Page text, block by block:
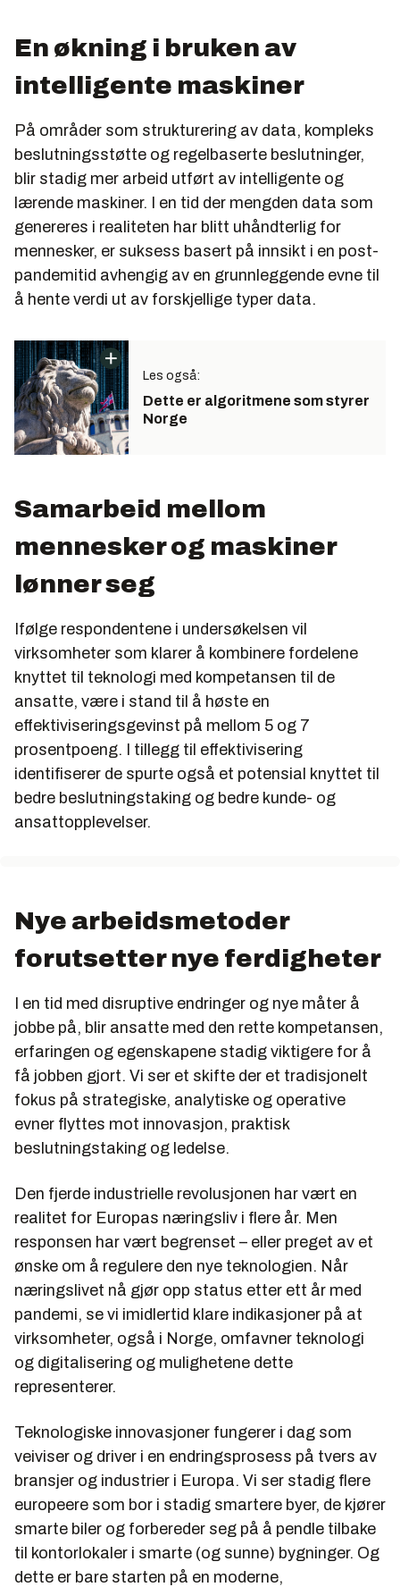
En økning i bruken av
intelligente maskiner
På områder som strukturering av data, kompleks
beslutningsstøtte og regelbaserte beslutninger,
blir stadig mer arbeid utført av intelligente og
lærende maskiner. I en tid der mengden data som
genereres i realiteten har blitt uhåndterlig for
mennesker, er suksess basert på innsikt i en post-
pandemitid avhengig av en grunnleggende evne til
å hente verdi ut av forskjellige typer data.
Les også:
Dette er algoritmene som styrer
Norge
Samarbeid mellom
mennesker og maskiner
lønner seg
Ifølge respondentene i undersøkelsen vil
virksomheter som klarer å kombinere fordelene
knyttet til teknologi med kompetansen til de
ansatte, være i stand til å høste en
effektiviseringsgevinst på mellom 5 og 7
prosentpoeng. I tillegg til effektivisering
identifiserer de spurte også et potensial knyttet til
bedre beslutningstaking og bedre kunde- og
ansattopplevelser.
Nye arbeidsmetoder
forutsetter nye ferdigheter
I en tid med disruptive endringer og nye måter å
jobbe på, blir ansatte med den rette kompetansen,
erfaringen og egenskapene stadig viktigere for å
få jobben gjort. Vi ser et skifte der et tradisjonelt
fokus på strategiske, analytiske og operative
evner flyttes mot innovasjon, praktisk
beslutningstaking og ledelse.
Den fjerde industrielle revolusjonen har vært en
realitet for Europas næringsliv i flere år. Men
responsen har vært begrenset – eller preget av et
ønske om å regulere den nye teknologien. Når
næringslivet nå gjør opp status etter ett år med
pandemi, se vi imidlertid klare indikasjoner på at
virksomheter, også i Norge, omfavner teknologi
og digitalisering og mulighetene dette
representerer.
Teknologiske innovasjoner fungerer i dag som
veiviser og driver i en endringsprosess på tvers av
bransjer og industrier i Europa. Vi ser stadig flere
europeere som bor i stadig smartere byer, de kjører
smarte biler og forbereder seg på å pendle tilbake
til kontorlokaler i smarte (og sunne) bygninger. Og
dette er bare starten på en moderne,